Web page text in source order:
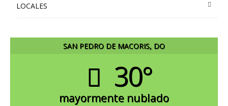
LOCALES
SAN PEDRO DE MACORIS, DO
30°
mayormente nublado